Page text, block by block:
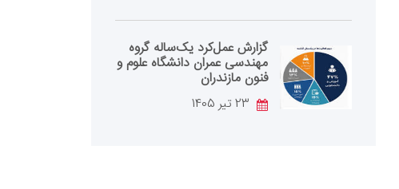
گزارش عمل‌کرد یک‌ساله گروه
مهندسی عمران دانشگاه علوم و
فنون مازندران